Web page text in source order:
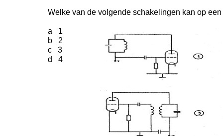
Welke van de volgende schakelingen kan op
a 1
b 2
c 3
d 4